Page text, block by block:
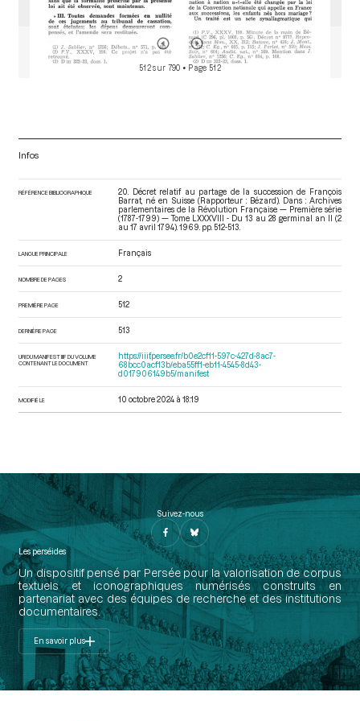
512 sur 790 • Page 512
Infos
RÉFÉRENCE BIBLIOGRAPHIQUE
20. Décret relatif au partage de la succession de François
Barrat, né en Suisse (Rapporteur : Bézard). Dans : Archives
parlementaires de la Révolution Française — Première série
(1787-1799) — Tome LXXXVIII - Du 13 au 28 germinal an II (2
au 17 avril 1794) . 1969. pp. 512-513.
LANGUE PRINCIPALE Français
NOMBRE DE PAGES 2
PREMIÈRE PAGE 512
DERNIÈRE PAGE 513
URI DU MANIFEST IIIF DU VOLUME
CONTENANT LE DOCUMENT
https://iiif.persee.fr/b0e2cf11-597c-427d-8ac7-
68bcc0acf13b/eba55ff1-eb11-4545-8d43-
d017906149b5/manifest
MODIFIÉ LE 10 octobre 2024 à 18:19
Suivez-nous
Les perséides
Un dispositif pensé par Persée pour la valorisation de corpus
textuels et iconographiques numérisés construits en
partenariat avec des équipes de recherche et des institutions
documentaires.
En savoir plus